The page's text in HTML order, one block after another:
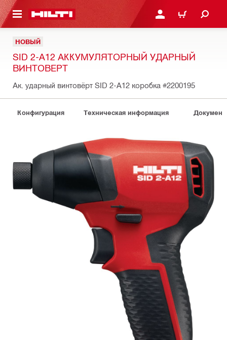
КОНТЕНТУ ВОЙДИТЕ В СВОЮ
КОРЗИНА
НОВЫЙ
SID 2-A12 АККУМУЛЯТОРНЫЙ УДАРНЫЙ
ВИНТОВЕРТ
Ак. ударный винтовёрт SID 2-A12 коробка #2200195
Конфигурация Техническая информация